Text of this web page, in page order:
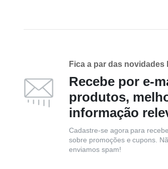
Fica a par das novidades
Recebe por e-
produtos,
informação
Cadastre-se agora para
sobre promoções e cupons.
enviamos spam!